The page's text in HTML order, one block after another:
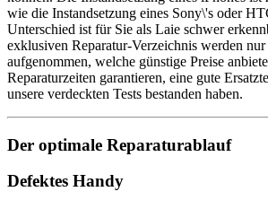
wie die Instandsetzung eines Sony\'s oder
Unterschied ist für Sie als Laie schwer
exklusiven Reparatur-Verzeichnis werden
aufgenommen, welche günstige Preise
Reparaturzeiten garantieren, eine gute
unsere verdeckten Tests bestanden haben.
Der optimale Reparaturablauf
Defektes Handy